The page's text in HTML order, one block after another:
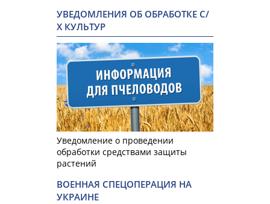
УВЕДОМЛЕНИЯ ОБ ОБРАБОТКЕ С/
Х КУЛЬТУР
Уведомление о проведении
обработки средствами защиты
растений
ВОЕННАЯ СПЕЦОПЕРАЦИЯ НА
УКРАИНЕ